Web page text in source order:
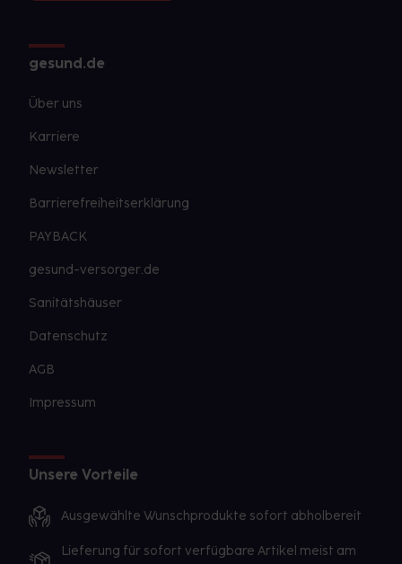
gesund.de
Über uns
Karriere
Newsletter
Barrierefreiheitserklärung
PAYBACK
gesund-versorger.de
Sanitätshäuser
Datenschutz
AGB
Impressum
Unsere Vorteile
Ausgewählte Wunschprodukte sofort abholbereit
Lieferung für sofort verfügbare Artikel meist am